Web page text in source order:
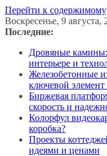
Перейти к содержимому
Воскресенье, 9 августа,
Последние:
Дровяные камины:
интерьере и
Железобетонные
ключевой элемент
Биржевая
скорость и
Колорфул
коробка?
Проекты
идеями и ценами